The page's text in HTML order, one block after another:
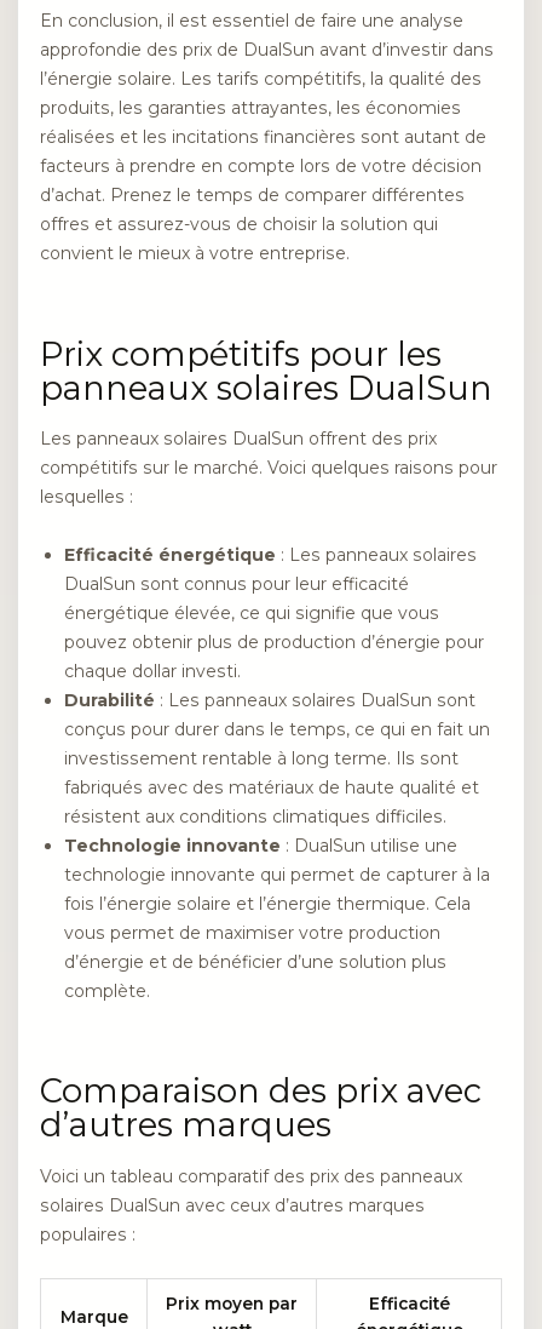
En conclusion, il est essentiel de faire une analyse
approfondie des prix de DualSun avant d’investir dans
l’énergie solaire. Les tarifs compétitifs, la qualité des
produits, les garanties attrayantes, les économies
réalisées et les incitations financières sont autant de
facteurs à prendre en compte lors de votre décision
d’achat. Prenez le temps de comparer différentes
offres et assurez-vous de choisir la solution qui
convient le mieux à votre entreprise.
Prix compétitifs pour les
panneaux solaires DualSun
Les panneaux solaires DualSun offrent des prix
compétitifs sur le marché. Voici quelques raisons pour
lesquelles :
Efficacité énergétique : Les panneaux solaires
DualSun sont connus pour leur efficacité
énergétique élevée, ce qui signifie que vous
pouvez obtenir plus de production d’énergie pour
chaque dollar investi.
Durabilité : Les panneaux solaires DualSun sont
conçus pour durer dans le temps, ce qui en fait un
investissement rentable à long terme. Ils sont
fabriqués avec des matériaux de haute qualité et
résistent aux conditions climatiques difficiles.
Technologie innovante : DualSun utilise une
technologie innovante qui permet de capturer à la
fois l’énergie solaire et l’énergie thermique. Cela
vous permet de maximiser votre production
d’énergie et de bénéficier d’une solution plus
complète.
Comparaison des prix avec
d’autres marques
Voici un tableau comparatif des prix des panneaux
solaires DualSun avec ceux d’autres marques
populaires :
Marque
Prix moyen par
Efficacité